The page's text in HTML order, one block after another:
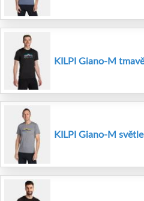
KILPI Giano-M
KILPI Giano-M